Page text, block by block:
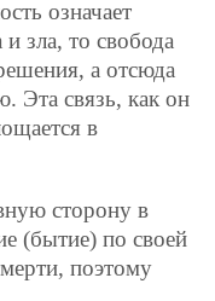
означает
зла, то свобода
а отсюда
Эта связь, как он
в
сторону в
(бытие) по своей
поэтому